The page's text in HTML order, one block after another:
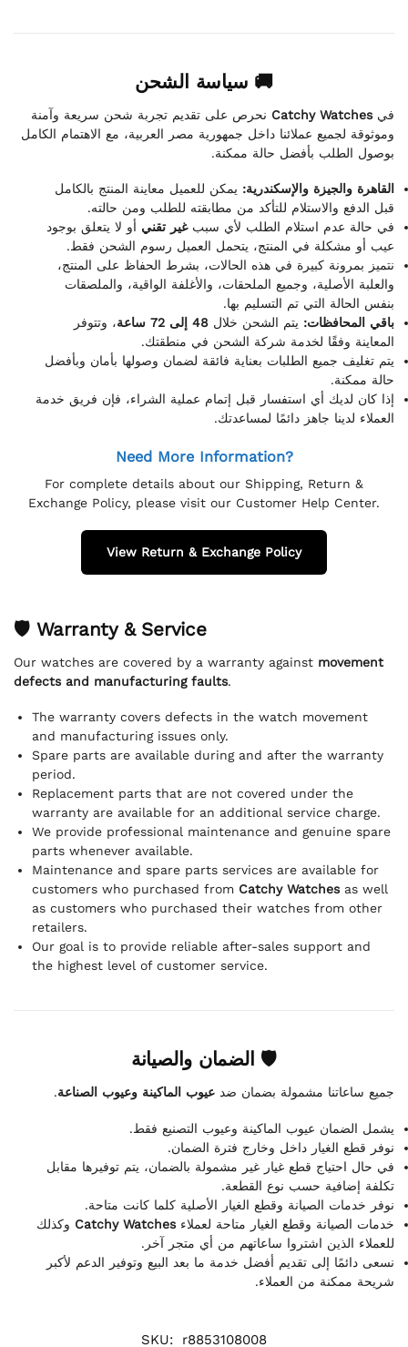
🚚 سياسة الشحن
فيCatchy Watches نحرص على تقديم تجربة شحن سريعة وآمنة
وموثوقة لجميع عملائنا داخل جمهورية مصر العربية، مع الاهتمام الكامل
بوصول الطلب بأفضل حالة ممكنة.
القاهرة والجيزة والإسكندرية: يمكن للعميل معاينة المنتج بالكامل
قبل الدفع والاستلام للتأكد من مطابقته للطلب ومن حالته.
في حالة عدم استلام الطلب لأي سببغير تقني أو لا يتعلق بوجود
عيب أو مشكلة في المنتج، يتحمل العميل رسوم الشحن فقط.
نتميز بمرونة كبيرة في هذه الحالات، بشرط الحفاظ على المنتج،
والعلبة الأصلية، وجميع الملحقات، والأغلفة الواقية، والملصقات
بنفس الحالة التي تم التسليم بها.
باقي المحافظات: يتم الشحن خلال 48 إلى 72 ساعة
، وتتوفر
المعاينة وفقًا لخدمة شركة الشحن في منطقتك.
يتم تغليف جميع الطلبات بعناية فائقة لضمان وصولها بأمان وبأفضل
حالة ممكنة.
إذا كان لديك أي استفسار قبل إتمام عملية الشراء، فإن فريق خدمة
العملاء لدينا جاهز دائمًا لمساعدتك.
Need More Information?
For complete details about our Shipping, Return &
Exchange Policy, please visit our Customer Help Center.
View Return & Exchange Policy
🛡 Warranty & Service
Our watches are covered by a warranty against movement
defects and manufacturing faults.
The warranty covers defects in the watch movement
and manufacturing issues only.
Spare parts are available during and after the warranty
period.
Replacement parts that are not covered under the
warranty are available for an additional service charge.
We provide professional maintenance and genuine spare
parts whenever available.
Maintenance and spare parts services are available for
customers who purchased from Catchy Watchesas well
as customers who purchased their watches from other
retailers.
Our goal is to provide reliable after-sales support and
the highest level of customer service.
🛡 الضمان والصيانة
جميع ساعاتنا مشمولة بضمان ضد عيوب الماكينة وعيوب الصناعة.
يشمل الضمان عيوب الماكينة وعيوب التصنيع فقط.
نوفر قطع الغيار داخل وخارج فترة الضمان.
في حال احتياج قطع غيار غير مشمولة بالضمان، يتم توفيرها مقابل
تكلفة إضافية حسب نوع القطعة.
نوفر خدمات الصيانة وقطع الغيار الأصلية كلما كانت متاحة.
خدمات الصيانة وقطع الغيار متاحة لعملاءCatchy Watches وكذلك
للعملاء الذين اشتروا ساعاتهم من أي متجر آخر.
نسعى دائمًا إلى تقديم أفضل خدمة ما بعد البيع وتوفير الدعم لأكبر
شريحة ممكنة من العملاء.
SKU:
r8853108008